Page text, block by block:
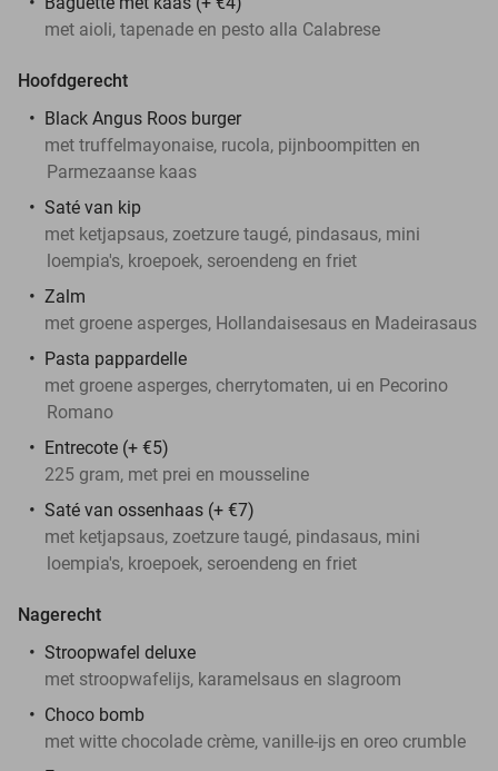
met aioli, tapenade en pesto alla Calabrese
Hoofdgerecht
Black Angus Roos burger
met truffelmayonaise, rucola, pijnboompitten en
Parmezaanse kaas
Saté van kip
met ketjapsaus, zoetzure taugé, pindasaus, mini
loempia's, kroepoek, seroendeng en friet
Zalm
met groene asperges, Hollandaisesaus en Madeirasaus
Pasta pappardelle
met groene asperges, cherrytomaten, ui en Pecorino
Romano
Entrecote (+ €5)
225 gram, met prei en mousseline
Saté van ossenhaas (+ €7)
met ketjapsaus, zoetzure taugé, pindasaus, mini
loempia's, kroepoek, seroendeng en friet
Nagerecht
Stroopwafel deluxe
met stroopwafelijs, karamelsaus en slagroom
Choco bomb
met witte chocolade crème, vanille-ijs en oreo crumble